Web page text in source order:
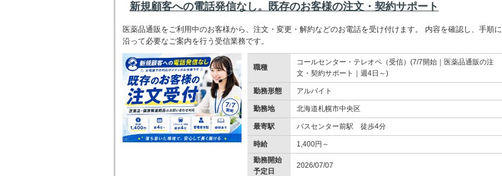
新規顧客への電話発信なし。既存のお客様の注文・契約サポート
医薬品通販をご利用中のお客様から、注文・変更・解約などのお電話を受け付けます。 内容を確認し、手順に
沿って必要なご案内を行う受信業務です。
職種
コールセンター・テレオペ（受信）(7/7開始｜医薬品通販の注
文・契約サポート｜週4日～)
勤務形態 アルバイト
勤務地 北海道札幌市中央区
最寄駅 バスセンター前駅 徒歩4分
時給
1,400円～
勤務開始
予定日
2026/07/07